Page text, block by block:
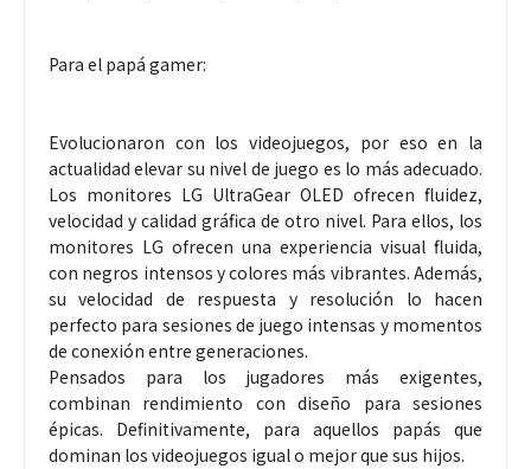
Para el papá gamer:
Evolucionaron con los videojuegos, por eso en la
actualidad elevar su nivel de juego es lo más adecuado.
Los monitores LG UltraGear OLED ofrecen fluidez,
velocidad y calidad gráfica de otro nivel. Para ellos, los
monitores LG ofrecen una experiencia visual fluida,
con negros intensos y colores más vibrantes. Además,
su velocidad de respuesta y resolución lo hacen
perfecto para sesiones de juego intensas y momentos
de conexión entre generaciones.
Pensados para los jugadores más exigentes,
combinan rendimiento con diseño para sesiones
épicas. Definitivamente, para aquellos papás que
dominan los videojuegos igual o mejor que sus hijos.